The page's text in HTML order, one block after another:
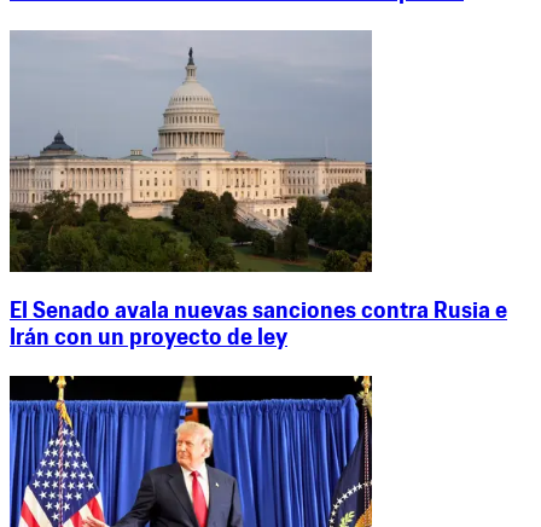
El Senado avala nuevas sanciones contra Rusia e
Irán con un proyecto de ley